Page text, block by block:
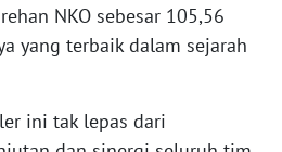
NKO sebesar 105,56
yang terbaik dalam sejarah
ini tak lepas dari